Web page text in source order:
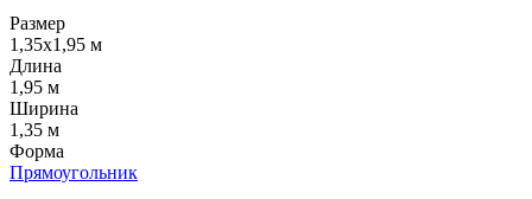
Размер
1,35x1,95 м
Длина
1,95 м
Ширина
1,35 м
Форма
Прямоугольник